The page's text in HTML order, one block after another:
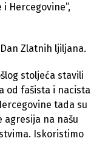
Hercegovine”,
Zlatnih ljiljana.
stoljeća stavili
od fašista i nacista
tada su
agresija na našu
Iskoristimo